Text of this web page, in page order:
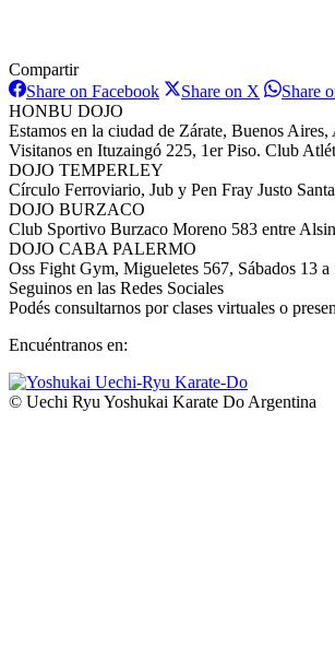
Compartir
Share on FacebookShare
Facebook
Share on X Share
X
Share
HONBU DOJO
Estamos en la ciudad de Zárate, Buenos Aires,
Visitanos en Ituzaingó 225, 1er Piso. Club
DOJO TEMPERLEY
Círculo Ferroviario, Jub y Pen Fray Justo
DOJO BURZACO
Club Sportivo Burzaco Moreno 583 entre
DOJO CABA PALERMO
Oss Fight Gym, Migueletes 567, Sábados 13
Seguinos en las Redes Sociales
Podés consultarnos por clases virtuales o
Encuéntranos en:
Facebook
page
YouTube
page
Instagram
page
Whatsapp
page
© Uechi Ryu Yoshukai Karate Do Argentina